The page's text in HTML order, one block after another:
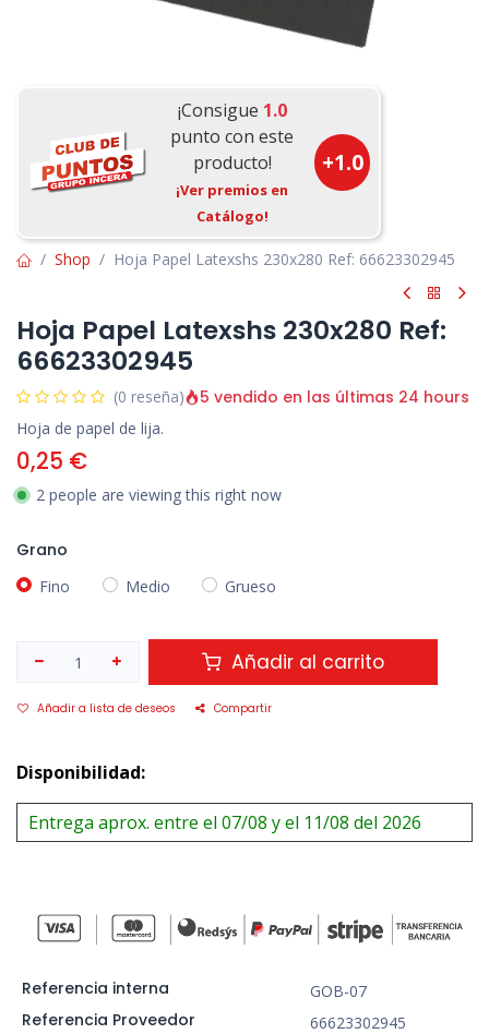
¡Consigue 1.0
punto con este
producto!
¡Ver premios en
Catálogo!
+1.0
Shop Hoja Papel Latexshs 230x280 Ref: 66623302945
Hoja Papel Latexshs 230x280 Ref:
66623302945
(0 reseña) 5 vendido en las últimas 24 hours
Hoja de papel de lija.
0,25 €
2 people are viewing this right now
Grano
Fino Medio Grueso
Añadir al carrito
Añadir a lista de deseos Compartir
Disponibilidad:
Entrega aprox. entre el 07/08 y el 11/08 del 2026
Referencia interna GOB-07
Referencia Proveedor
66623302945